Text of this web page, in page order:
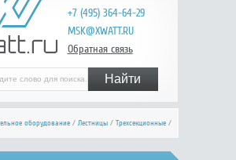
+7 (495) 364-64-29
MSK@XWATT.RU
Обратная связь
оборудование/ Лестницы/ Трехсекционные/